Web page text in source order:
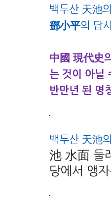
백두산 天池
鄧小平의 답
中國 現代史
는 것이 아닐
반만년 된 명
백두산 天池
池 水面 둘
당에서 앵